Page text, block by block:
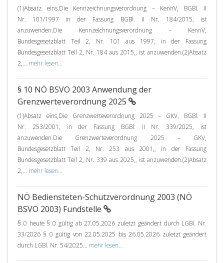
(1)Absatz eins,Die Kennzeichnungsverordnung – KennV, BGBl. II
Nr. 101/1997 in der Fassung BGBl. II Nr. 184/2015, ist
anzuwenden.Die Kennzeichnungsverordnung – KennV,
Bundesgesetzblatt Teil 2, Nr. 101 aus 1997, in der Fassung
Bundesgesetzblatt Teil 2, Nr. 184 aus 2015,, ist anzuwenden.(2)Absatz
2,... mehr lesen...
§ 10 NÖ BSVO 2003 Anwendung der
Grenzwerteverordnung 2025
(1)Absatz eins,Die Grenzwerteverordnung 2025 – GKV, BGBl. II
Nr. 253/2001, in der Fassung BGBl. II Nr. 339/2025, ist
anzuwenden.Die Grenzwerteverordnung 2025 – GKV,
Bundesgesetzblatt Teil 2, Nr. 253 aus 2001,, in der Fassung
Bundesgesetzblatt Teil 2, Nr. 339 aus 2025,, ist anzuwenden.(2)Absatz
2,... mehr lesen...
NÖ Bediensteten-Schutzverordnung 2003 (NÖ
BSVO 2003) Fundstelle
§ 0 heute § 0 gültig ab 27.05.2026 zuletzt geändert durch LGBl. Nr.
33/2026 § 0 gültig von 22.05.2025 bis 26.05.2026 zuletzt geändert
durch LGBl. Nr. 54/2025... mehr lesen...